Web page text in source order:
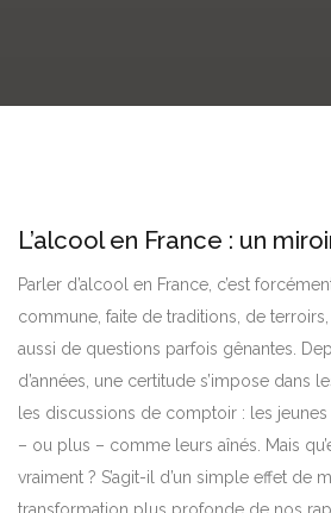
L’alcool en France : un
Parler d’alcool en France, c’est
commune, faite de traditions, de
aussi de questions parfois gênantes.
d’années, une certitude s’impose dans
les discussions de comptoir : les
– ou plus – comme leurs aînés. Mais
vraiment ? S’agit-il d’un simple effet de